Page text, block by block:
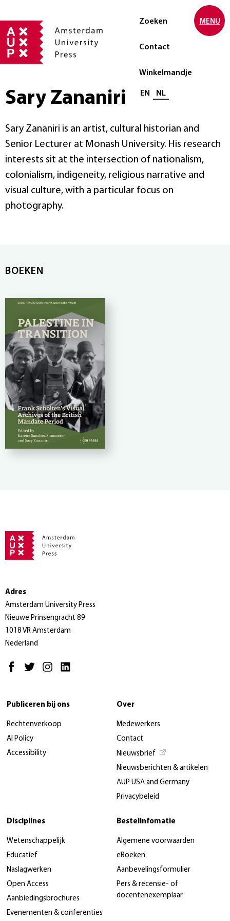
Zoeken
Contact
Winkelmandje
Selecteer taal
EN NL
MENU
Sary Zananiri
Sary Zananiri is an artist, cultural historian and
Senior Lecturer at Monash University. His research
interests sit at the intersection of nationalism,
colonialism, indigeneity, religious narrative and
visual culture, with a particular focus on
photography.
BOEKEN
Adres
Amsterdam University Press
Nieuwe Prinsengracht 89
1018 VR Amsterdam
Nederland
Publiceren bij ons
Rechtenverkoop
AI Policy
Accessibility
Over
Medewerkers
Contact
Nieuwsbrief
Nieuwsberichten & artikelen
AUP USA and Germany
Privacybeleid
Disciplines
Wetenschappelijk
Educatief
Naslagwerken
Open Access
Aanbiedingsbrochures
Evenementen & conferenties
Bestelinfomatie
Algemene voorwaarden
eBoeken
Aanbevelingsformulier
Pers & recensie- of
docentenexemplaar